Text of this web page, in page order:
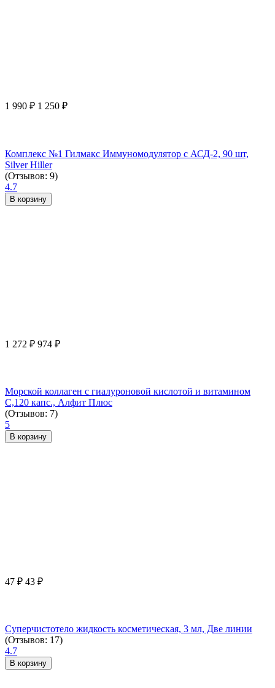
1 990 ₽ 1 250 ₽
Комплекс №1 Гилмакс Иммуномодулятор с АСД-2, 90 шт,
Silver Hiller
(Отзывов: 9)
4.7
В корзину
1 272 ₽ 974 ₽
Морской коллаген с гиалуроновой кислотой и витамином
С,120 капс., Алфит Плюс
(Отзывов: 7)
5
В корзину
47 ₽ 43 ₽
Суперчистотело жидкость косметическая, 3 мл, Две линии
(Отзывов: 17)
4.7
В корзину